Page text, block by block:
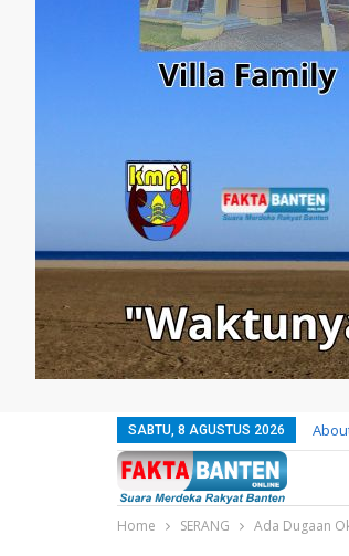
SABTU, 8 AGUSTUS 2026
Home SERANG Ada Dugaan